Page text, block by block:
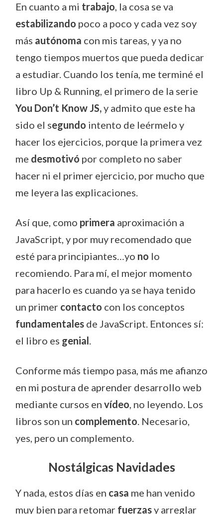
En cuanto a mi trabajo, la cosa se va
estabilizando poco a poco y cada vez soy
más autónoma con mis tareas, y ya no
tengo tiempos muertos que pueda dedicar
a estudiar. Cuando los tenía, me terminé el
libro Up & Running, el primero de la serie
You Don’t Know JS,y admito que este ha
sido el segundo intento de leérmelo y
hacer los ejercicios, porque la primera vez
me desmotivó por completo no saber
hacer ni el primer ejercicio, por mucho que
me leyera las explicaciones.
Así que, como primera aproximación a
JavaScript, y por muy recomendado que
esté para principiantes…yo no lo
recomiendo. Para mí, el mejor momento
para hacerlo es cuando ya se haya tenido
un primer contacto con los conceptos
fundamentales de JavaScript. Entonces sí:
el libro es genial.
Conforme más tiempo pasa, más me afianzo
en mi postura de aprender desarrollo web
mediante cursos en vídeo, no leyendo. Los
libros son un complemento. Necesario,
yes, pero un complemento.
Nostálgicas Navidades
Y nada, estos días en casa me han venido
muy bien para retomar fuerzasy arreglar